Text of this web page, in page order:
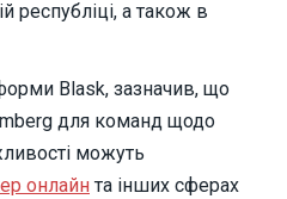
республіці, а також в
Blask, зазначив, що
для команд щодо
можуть
онлайн та інших сферах